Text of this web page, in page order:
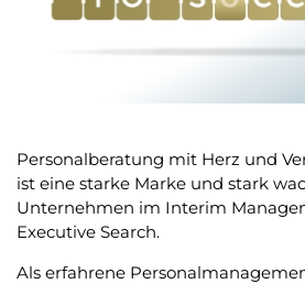
Personalberatung mit Herz und
ist eine starke Marke und stark
Unternehmen im Interim
Executive Search.
Als erfahrene